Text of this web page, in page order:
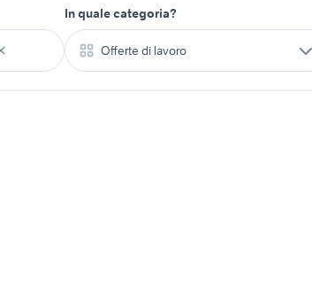
In quale categoria?
Offerte di lavoro